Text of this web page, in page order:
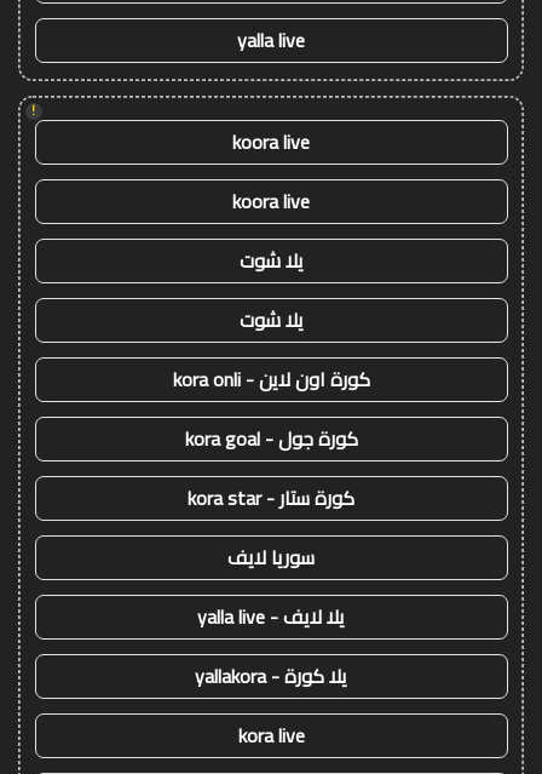
yalla live
!
koora live
koora live
يلا شوت
يلا شوت
كورة اون لاين - kora onli
كورة جول - kora goal
كورة ستار - kora star
سوريا لايف
يلا لايف - yalla live
يلا كورة - yallakora
kora live